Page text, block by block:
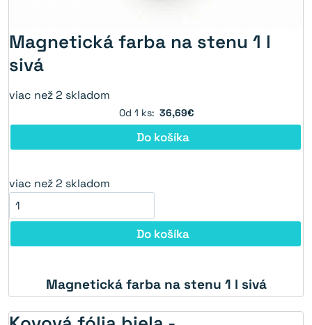
Magnetická farba na stenu 1 l
sivá
viac než 2 skladom
Od 1 ks: 36,69€
Do košíka
viac než 2 skladom
Do košíka
Magnetická farba na stenu 1 l sivá